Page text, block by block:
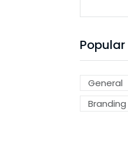
General
Branding